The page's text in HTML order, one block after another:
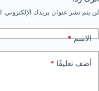
لن يتم نشر عنوان بريدك الإلكتروني.
الاسم*
أضف تعليقًا *